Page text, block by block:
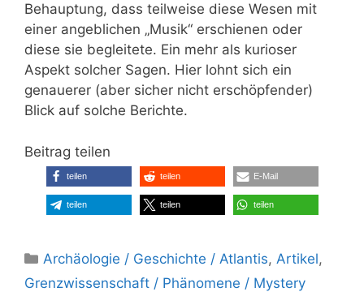
Behauptung, dass teilweise diese Wesen mit
einer angeblichen „Musik“ erschienen oder
diese sie begleitete. Ein mehr als kurioser
Aspekt solcher Sagen. Hier lohnt sich ein
genauerer (aber sicher nicht erschöpfender)
Blick auf solche Berichte.
Beitrag teilen
teilen teilen E-Mail
teilen teilen teilen
Kategorien
Archäologie / Geschichte / Atlantis, Artikel,
Grenzwissenschaft / Phänomene / Mystery